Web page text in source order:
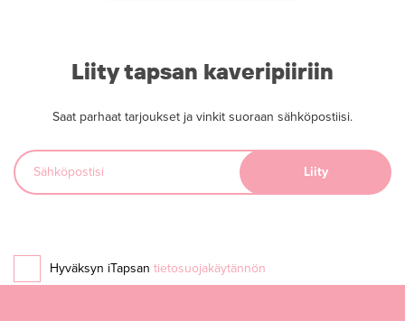
Liity tapsan kaveripiiriin
Saat parhaat tarjoukset ja vinkit suoraan sähköpostiisi.
Hyväksyn iTapsan tietosuojakäytännön